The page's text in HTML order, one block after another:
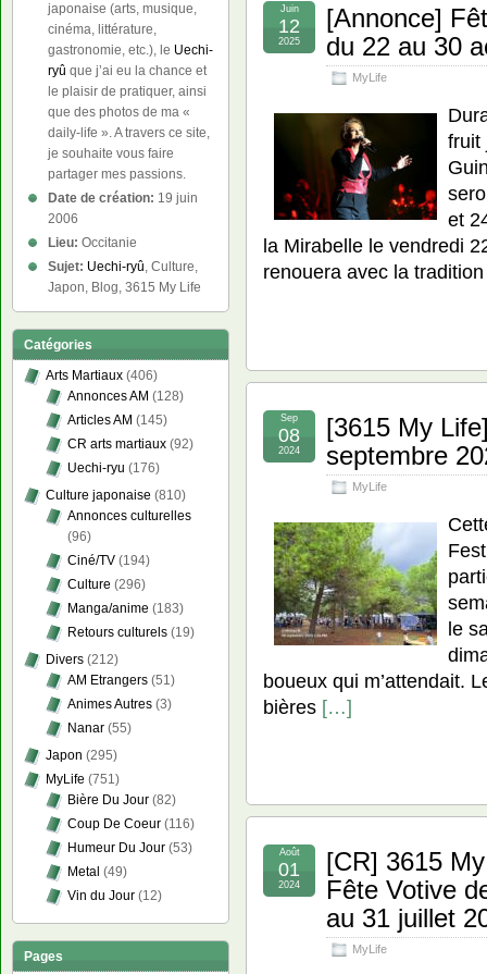
[Annonce]
du 22 au 30
MyLife
Juin
12
2025
fruit
et
la Mirabelle le vendredi
renouera avec la
[3615 My
septembre
MyLife
Sep
08
2024
le
boueux qui m’attendait.
bières […]
[CR] 3615
Fête Votive
au 31 juillet
MyLife
Août
01
2024
japonaise (arts, musique,
cinéma, littérature,
gastronomie, etc.), le Uechi-
ryû que j’ai eu la chance et
le plaisir de pratiquer, ainsi
que des photos de ma «
daily-life ». A travers ce site,
je souhaite vous faire
partager mes passions.
Date de création: 19 juin
2006
Lieu: Occitanie
Sujet: Uechi-ryû, Culture,
Japon, Blog, 3615 My Life
Catégories
Arts Martiaux (406)
Annonces AM (128)
Articles AM (145)
CR arts martiaux (92)
Uechi-ryu (176)
Culture japonaise (810)
Annonces culturelles
(96)
Ciné/TV (194)
Culture (296)
Manga/anime (183)
Retours culturels (19)
Divers (212)
AM Etrangers (51)
Animes Autres (3)
Nanar (55)
Japon (295)
MyLife (751)
Bière Du Jour (82)
Coup De Coeur (116)
Humeur Du Jour (53)
Metal (49)
Vin du Jour (12)
Pages